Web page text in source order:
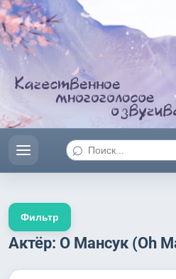
⌕
Актёр: О Мансук (Oh
Фильтр